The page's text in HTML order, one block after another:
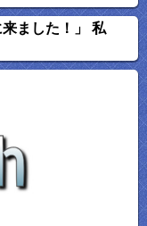
ました！」 私